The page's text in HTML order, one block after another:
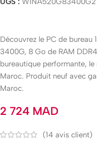
Découvrez le PC de bureau
3400G, 8 Go de RAM
bureautique performante,
Maroc. Produit neuf avec
Maroc.
2 724 MAD
(14 avis client)